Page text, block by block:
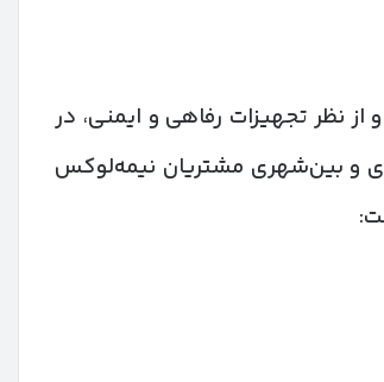
نظر تجهیزات رفاهی و ایمنی، در
و بین‌شهری مشتریان نیمه‌لوکس